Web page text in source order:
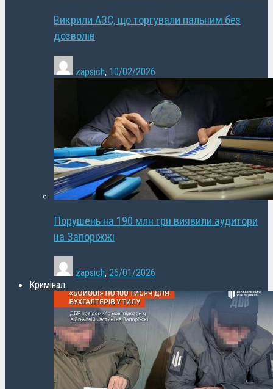
Викрили АЗС, що торгували пальним без
дозволів
zapsich, 10/02/2026
Порушень на 190 млн грн виявили аудитори
на Запоріжжі
zapsich, 26/01/2026
Кримінал